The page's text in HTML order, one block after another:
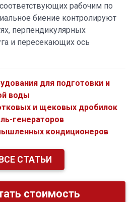
рабочим по
биение контролируют
перпендикулярных
и пересекающих ось
для подготовки и
воды
и щековых дробилок
генераторов
кондиционеров
СТАТЬИ
стоимость